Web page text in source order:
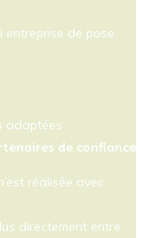
entreprise de pose.
adaptées
de confiance
réalisée avec
directement entre